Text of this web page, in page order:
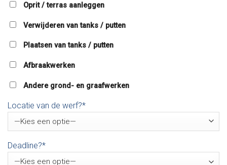
Oprit / terras aanleggen
Verwijderen van tanks / putten
Plaatsen van tanks / putten
Afbraakwerken
Andere grond- en graafwerken
Locatie van de werf?*
Deadline?*